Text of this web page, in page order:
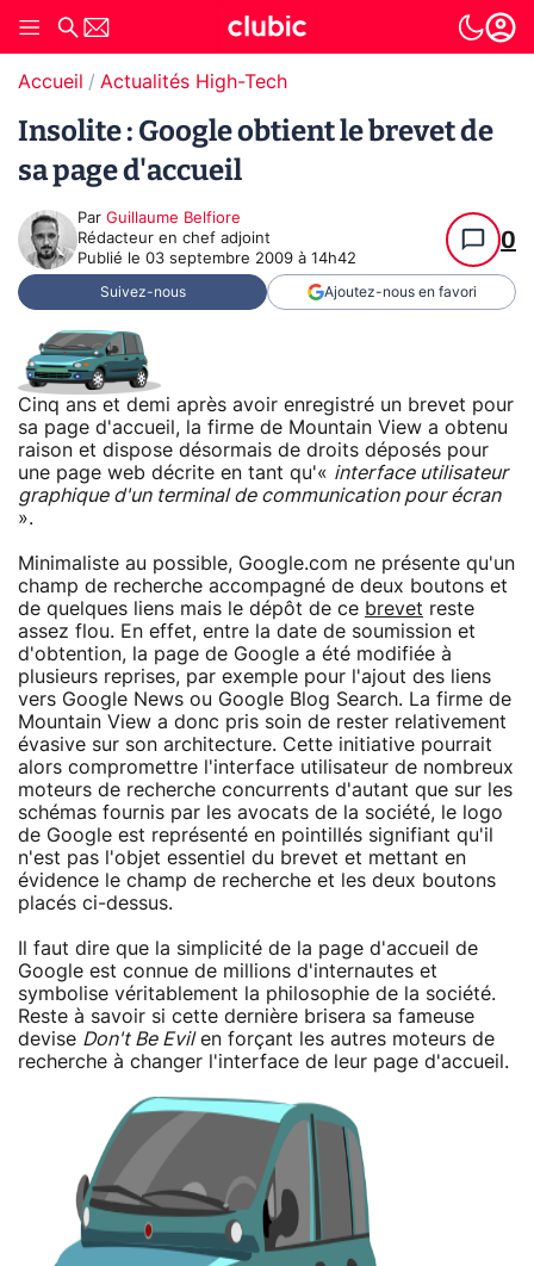
Accueil Actualités High-Tech
Insolite : Google obtient le brevet de
sa page d'accueil
Par Guillaume Belfiore
Rédacteur en chef adjoint
Publié le 03 septembre 2009 à 14h42
0
Suivez-nous Ajoutez-nous en favori
Cinq ans et demi après avoir enregistré un brevet pour
sa page d'accueil, la firme de Mountain View a obtenu
raison et dispose désormais de droits déposés pour
une page web décrite en tant qu'« interface utilisateur
graphique d'un terminal de communication pour écran
».
Minimaliste au possible, Google.com ne présente qu'un
champ de recherche accompagné de deux boutons et
de quelques liens mais le dépôt de ce brevet reste
assez flou. En effet, entre la date de soumission et
d'obtention, la page de Google a été modifiée à
plusieurs reprises, par exemple pour l'ajout des liens
vers Google News ou Google Blog Search. La firme de
Mountain View a donc pris soin de rester relativement
évasive sur son architecture. Cette initiative pourrait
alors compromettre l'interface utilisateur de nombreux
moteurs de recherche concurrents d'autant que sur les
schémas fournis par les avocats de la société, le logo
de Google est représenté en pointillés signifiant qu'il
n'est pas l'objet essentiel du brevet et mettant en
évidence le champ de recherche et les deux boutons
placés ci-dessus.
Il faut dire que la simplicité de la page d'accueil de
Google est connue de millions d'internautes et
symbolise véritablement la philosophie de la société.
Reste à savoir si cette dernière brisera sa fameuse
devise Don't Be Evilen forçant les autres moteurs de
recherche à changer l'interface de leur page d'accueil.